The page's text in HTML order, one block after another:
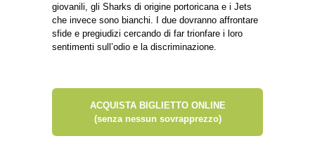
giovanili, gli Sharks di origine portoricana e i Jets
che invece sono bianchi. I due dovranno affrontare
sfide e pregiudizi cercando di far trionfare i loro
sentimenti sull’odio e la discriminazione.
ACQUISTA BIGLIETTO ONLINE
(senza nessun sovrapprezzo)